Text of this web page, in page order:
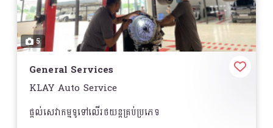
5
General Services
KLAY Auto Service
ផ្តល់សេវាកម្មទូទៅលើរថយន្តគ្រប់ប្រភេទ